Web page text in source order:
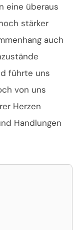
eine überaus
stärker
auch
führte uns
von uns
Herzen
Handlungen